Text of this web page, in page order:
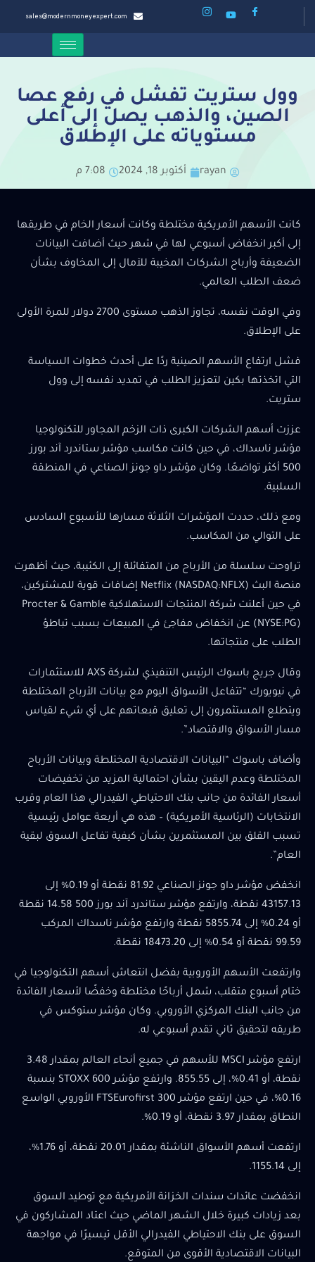
sales@modernmoneyexpert.com
وول ستريت تفشل في رفع عصا
الصين، والذهب يصل إلى أعلى
مستوياته على الإطلاق
rayan أكتوبر 18, 2024 7:08 م
كانت الأسهم الأمريكية مختلطة وكانت أسعار الخام في طريقها
إلى أكبر انخفاض أسبوعي لها في شهر حيث أضافت البيانات
الضعيفة وأرباح الشركات المخيبة للآمال إلى المخاوف بشأن
ضعف الطلب العالمي.
وفي الوقت نفسه، تجاوز الذهب مستوى 2700 دولار للمرة الأولى
على الإطلاق.
فشل ارتفاع الأسهم الصينية ردًا على أحدث خطوات السياسة
التي اتخذتها بكين لتعزيز الطلب في تمديد نفسه إلى وول
ستريت.
عززت أسهم الشركات الكبرى ذات الزخم المجاور للتكنولوجيا
مؤشر ناسداك، في حين كانت مكاسب مؤشر ستاندرد آند بورز
500 أكثر تواضعًا. وكان مؤشر داو جونز الصناعي في المنطقة
السلبية.
ومع ذلك، حددت المؤشرات الثلاثة مسارها للأسبوع السادس
على التوالي من المكاسب.
تراوحت سلسلة من الأرباح من المتفائلة إلى الكئيبة، حيث أظهرت
منصة البث Netflix (NASDAQ:NFLX) إضافات قوية للمشتركين،
في حين أعلنت شركة المنتجات الاستهلاكية Procter & Gamble
(NYSE:PG) عن انخفاض مفاجئ في المبيعات بسبب تباطؤ
الطلب على منتجاتها.
وقال جريج باسوك الرئيس التنفيذي لشركة AXS للاستثمارات
في نيويورك “تتفاعل الأسواق اليوم مع بيانات الأرباح المختلطة
ويتطلع المستثمرون إلى تعليق قبعاتهم على أي شيء لقياس
مسار الأسواق والاقتصاد”.
وأضاف باسوك “البيانات الاقتصادية المختلطة وبيانات الأرباح
المختلطة وعدم اليقين بشأن احتمالية المزيد من تخفيضات
أسعار الفائدة من جانب بنك الاحتياطي الفيدرالي هذا العام وقرب
الانتخابات (الرئاسية الأمريكية) – هذه هي أربعة عوامل رئيسية
تسبب القلق بين المستثمرين بشأن كيفية تفاعل السوق لبقية
العام”.
انخفض مؤشر داو جونز الصناعي 81.92 نقطة أو 0.19% إلى
43157.13 نقطة، وارتفع مؤشر ستاندرد آند بورز 500 14.58 نقطة
أو 0.24% إلى 5855.74 نقطة وارتفع مؤشر ناسداك المركب
99.59 نقطة أو 0.54% إلى 18473.20 نقطة.
وارتفعت الأسهم الأوروبية بفضل انتعاش أسهم التكنولوجيا في
ختام أسبوع متقلب، شمل أرباحًا مختلطة وخفضًا لأسعار الفائدة
من جانب البنك المركزي الأوروبي. وكان مؤشر ستوكس في
طريقه لتحقيق ثاني تقدم أسبوعي له.
ارتفع مؤشر MSCI للأسهم في جميع أنحاء العالم بمقدار 3.48
نقطة، أو 0.41%، إلى 855.55. وارتفع مؤشر STOXX 600 بنسبة
0.16%، في حين ارتفع مؤشر FTSEurofirst 300 الأوروبي الواسع
النطاق بمقدار 3.97 نقطة، أو 0.19%.
ارتفعت أسهم الأسواق الناشئة بمقدار 20.01 نقطة، أو 1.76%،
إلى 1155.14.
انخفضت عائدات سندات الخزانة الأمريكية مع توطيد السوق
بعد زيادات كبيرة خلال الشهر الماضي حيث اعتاد المشاركون في
السوق على بنك الاحتياطي الفيدرالي الأقل تيسيرًا في مواجهة
البيانات الاقتصادية الأقوى من المتوقع.